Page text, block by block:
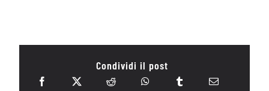
Condividi il post